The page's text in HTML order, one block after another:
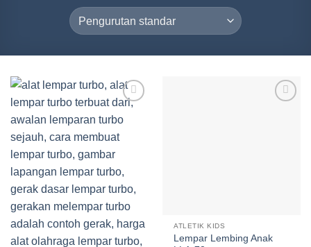
wishlist
ATLETIK KIDS
Lempar Lembing Anak